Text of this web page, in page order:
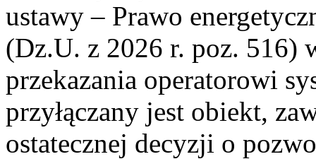
ustawy – Prawo
(Dz.U. z 2026 r. poz. 516)
przekazania operatorowi
przyłączany jest obiekt,
ostatecznej decyzji o